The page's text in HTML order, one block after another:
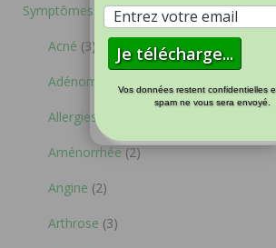
Symptômes et Affections physiques(65)
Acné (3)
Adénome, hypertrophie prostate
Allergies
Aménorrhée (2)
Angine (2)
Arthrose (3)
Vos données restent confidentielles
spam ne vous sera envoyé.